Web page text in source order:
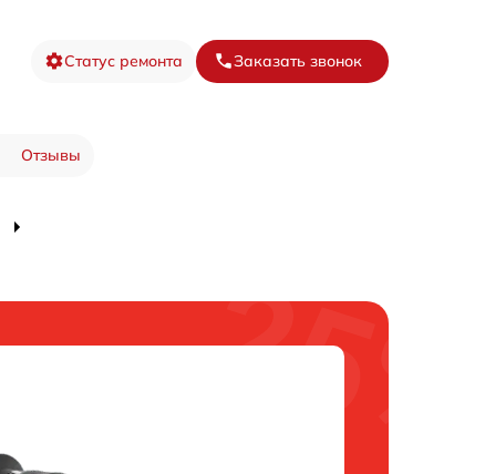
Статус ремонта Заказать звонок
Отзывы